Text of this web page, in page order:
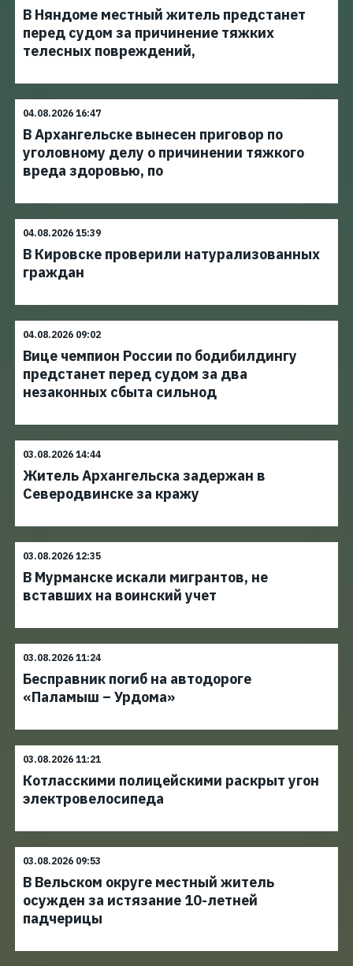
В Няндоме местный житель предстанет
перед судом за причинение тяжких
телесных повреждений,
04.08.2026 16:47
В Архангельске вынесен приговор по
уголовному делу о причинении тяжкого
вреда здоровью, по
04.08.2026 15:39
В Кировске проверили натурализованных
граждан
04.08.2026 09:02
Вице чемпион России по бодибилдингу
предстанет перед судом за два
незаконных сбыта сильнод
03.08.2026 14:44
Житель Архангельска задержан в
Северодвинске за кражу
03.08.2026 12:35
В Мурманске искали мигрантов, не
вставших на воинский учет
03.08.2026 11:24
Бесправник погиб на автодороге
«Паламыш – Урдома»
03.08.2026 11:21
Котласскими полицейскими раскрыт угон
электровелосипеда
03.08.2026 09:53
В Вельском округе местный житель
осужден за истязание 10-летней
падчерицы